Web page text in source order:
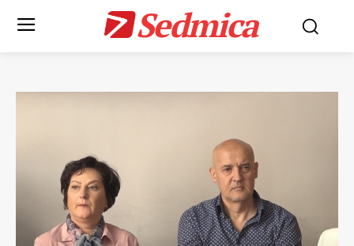
Sedmica